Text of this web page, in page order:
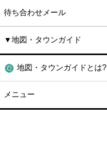
待ち合わせメール
▼地図・タウンガイド
地図・タウンガイドとは?
メニュー